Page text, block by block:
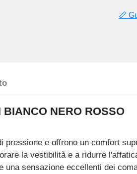
📏
NERO ROSSO
pressione e offrono un comfort
la vestibilità e a ridurre
una sensazione eccellenti dei